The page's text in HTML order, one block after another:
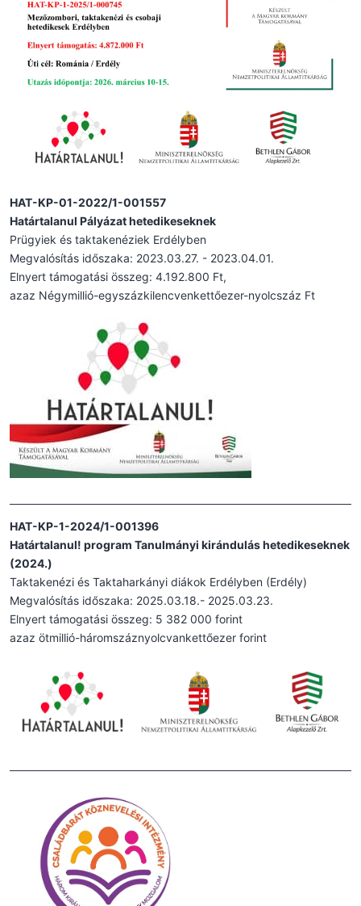
HAT-KP-01-2022/1-001557
Határtalanul Pályázat hetedikeseknek
Prügyiek és taktakenéziek Erdélyben
Megvalósítás időszaka: 2023.03.27. - 2023.04.01.
Elnyert támogatási összeg: 4.192.800 Ft,
azaz Négymillió-egyszázkilencvenkettőezer-nyolcszáz Ft
HAT-KP-1-2024/1-001396
Határtalanul! program Tanulmányi kirándulás hetedikeseknek
(2024.)
Taktakenézi és Taktaharkányi diákok Erdélyben (Erdély)
Megvalósítás időszaka: 2025.03.18.- 2025.03.23.
Elnyert támogatási összeg: 5 382 000 forint
azaz ötmillió-háromszáznyolcvankettőezer forint